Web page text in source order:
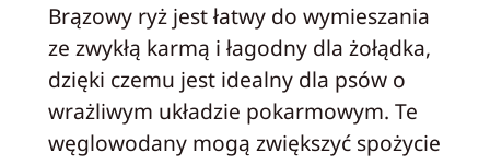
Brązowy ryż jest łatwy do wymieszania
ze zwykłą karmą i łagodny dla żołądka,
dzięki czemu jest idealny dla psów o
wrażliwym układzie pokarmowym. Te
węglowodany mogą zwiększyć spożycie